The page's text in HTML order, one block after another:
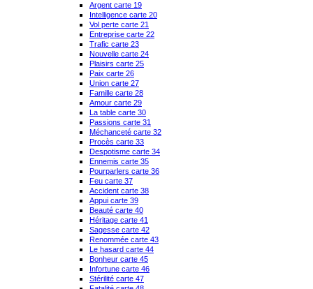
Argent carte 19
Intelligence carte 20
Vol perte carte 21
Entreprise carte 22
Trafic carte 23
Nouvelle carte 24
Plaisirs carte 25
Paix carte 26
Union carte 27
Famille carte 28
Amour carte 29
La table carte 30
Passions carte 31
Méchanceté carte 32
Procès carte 33
Despotisme carte 34
Ennemis carte 35
Pourparlers carte 36
Feu carte 37
Accident carte 38
Appui carte 39
Beauté carte 40
Héritage carte 41
Sagesse carte 42
Renommée carte 43
Le hasard carte 44
Bonheur carte 45
Infortune carte 46
Stérilité carte 47